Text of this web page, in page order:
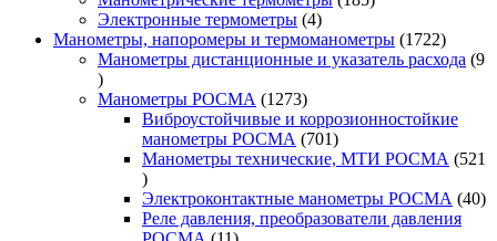
Электронные термометры 44
товара
Манометры, напоромеры и термоманометры 17221722
товара
Манометры дистанционные и указатель расхода 9
9
товаров
Манометры РОСМА 12731273
товара
Виброустойчивые и коррозионностойкие
манометры РОСМА
701701
товар
Манометры технические, МТИ РОСМА
521
521
товар
Электроконтактные манометры РОСМА 4040
Реле давления, преобразователи давления
11